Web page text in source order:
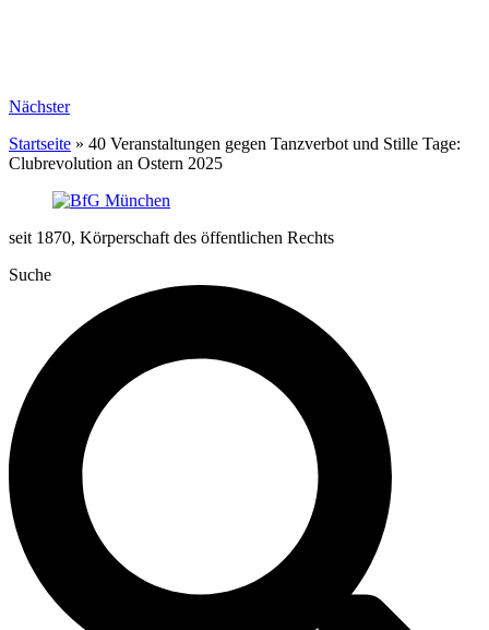
Nächster
Startseite » 40 Veranstaltungen gegen Tanzverbot und Stille Tage:
Clubrevolution an Ostern 2025
seit 1870, Körperschaft des öffentlichen Rechts
Suche